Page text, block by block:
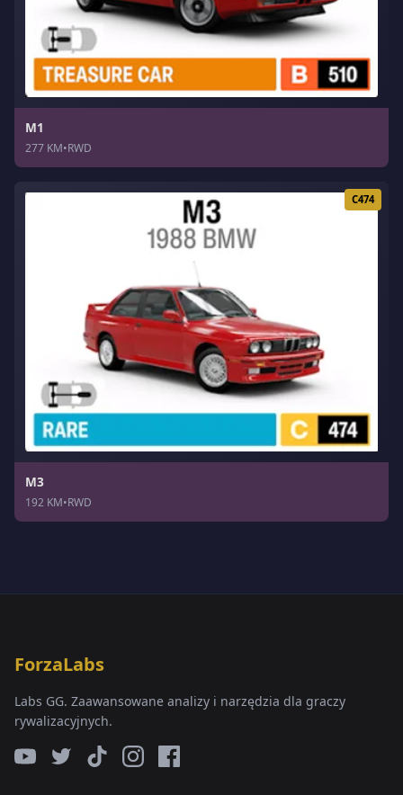
M1
277 KM•RWD
C474
M3
192 KM•RWD
ForzaLabs
Labs GG. Zaawansowane analizy i narzędzia dla graczy
rywalizacyjnych.